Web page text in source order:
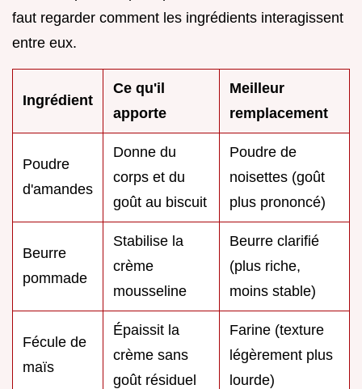
faut regarder comment les ingrédients interagissent
entre eux.
Ingrédient
Ce qu'il
apporte
Meilleur
remplacement
Poudre
d'amandes
Donne du
corps et du
goût au biscuit
Poudre de
noisettes (goût
plus prononcé)
Beurre
pommade
Stabilise la
crème
mousseline
Beurre clarifié
(plus riche,
moins stable)
Fécule de
maïs
Épaissit la
crème sans
goût résiduel
Farine (texture
légèrement plus
lourde)